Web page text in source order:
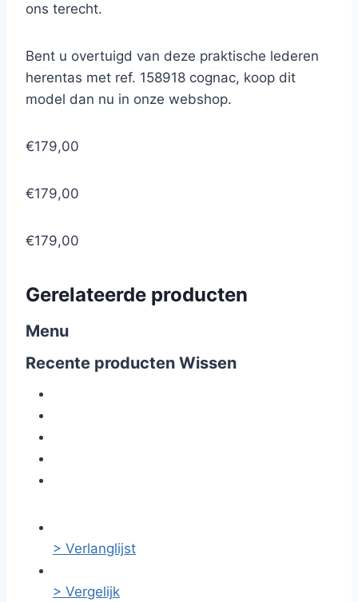
ons terecht.
Bent u overtuigd van deze praktische lederen
herentas met ref. 158918 cognac, koop dit
model dan nu in onze webshop.
€179,00
€179,00
€179,00
Gerelateerde producten
Menu
Recente producten Wissen
> Verlanglijst
> Vergelijk